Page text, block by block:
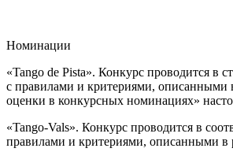
Номинации
«Tango de Pista». Конкурс проводится в
с правилами и критериями, описанными
оценки в конкурсных номинациях»
«Tango-Vals». Конкурс проводится в
правилами и критериями, описанными в